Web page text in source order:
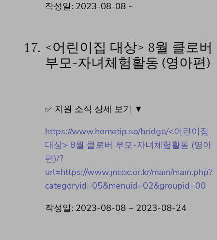
작성일: 2023-08-08 ~
17. <어린이집 대상> 8월 클로버
부모-자녀체험활동 (영아편)
✅ 지원 소식 상세 보기 ▼
https://www.hometip.so/bridge/<어린이집
대상> 8월 클로버 부모-자녀체험활동 (영아
편)/?
url=https://www.jnccic.or.kr/main/main.php?
categoryid=05&menuid=02&groupid=00
작성일: 2023-08-08 ~ 2023-08-24